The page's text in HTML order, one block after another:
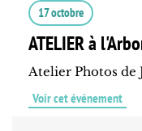
17 octobre
ATELIER à
Atelier Photos de
Voir cet événement